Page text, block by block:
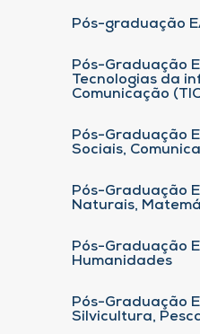
Pós-graduação
Pós-Graduação
Tecnologias da
Comunicação
Pós-Graduação
Sociais,
Pós-Graduação
Naturais,
Pós-Graduação
Humanidades
Pós-Graduação
Silvicultura,